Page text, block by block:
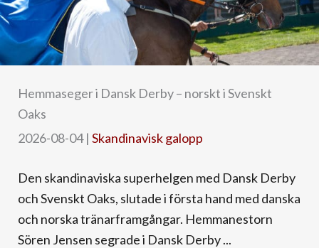
Hemmaseger i Dansk Derby – norskt i Svenskt
Oaks
2026-08-04| Skandinavisk galopp
Den skandinaviska superhelgen med Dansk Derby
och Svenskt Oaks, slutade i första hand med danska
och norska tränarframgångar. Hemmanestorn
Sören Jensen segrade i Dansk Derby ...